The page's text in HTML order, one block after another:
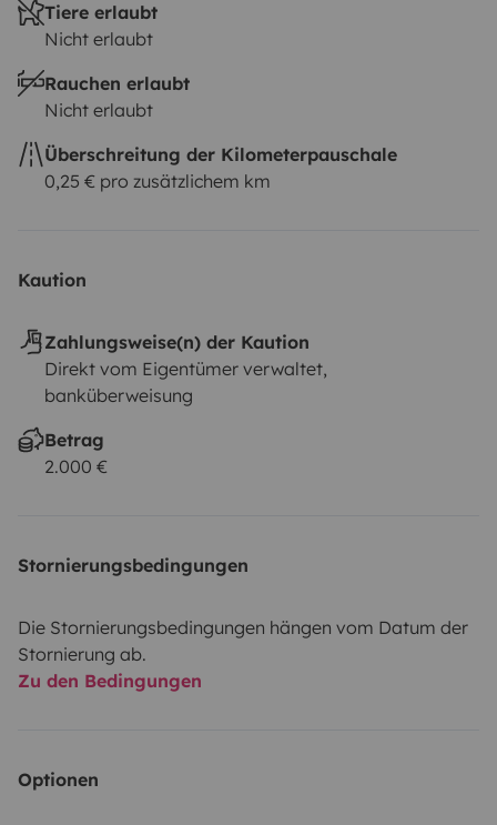
Tiere erlaubt
Nicht erlaubt
Rauchen erlaubt
Nicht erlaubt
Überschreitung der Kilometerpauschale
0,25 € pro zusätzlichem km
Kaution
Zahlungsweise(n) der Kaution
Direkt vom Eigentümer verwaltet,
banküberweisung
Betrag
2.000 €
Stornierungsbedingungen
Die Stornierungsbedingungen hängen vom Datum der
Stornierung ab.
Zu den Bedingungen
Optionen